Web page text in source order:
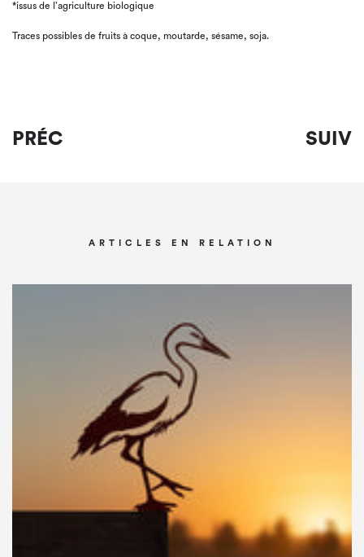
*issus de l’agriculture biologique
Traces possibles de fruits à coque, moutarde, sésame, soja.
PRÉC SUIV
ARTICLES EN RELATION